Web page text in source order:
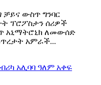
ቻይና ውስጥ ግንባር
ፕሮፖስታን ሰሪዎች
አኒማትሮኒክ ለመውሰድ
አምራች...